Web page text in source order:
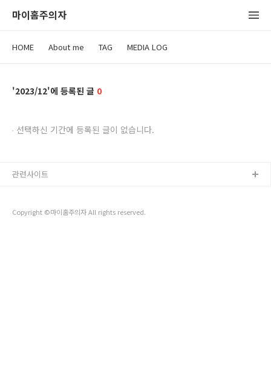
마이홈주의자
HOME About me TAG MEDIA LOG
2023/12 0
선택하신 기간에 등록된 글이 없습니다.
Copyright ©마이홈주의자 All rights reserved.
관련사이트